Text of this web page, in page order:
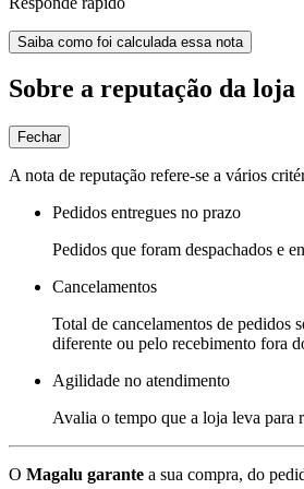
Saiba como foi calculada essa nota
Sobre a reputação da loja
Fechar
A nota de reputação refere-se a vários
Pedidos entregues no prazo
Pedidos que foram despachados e
Cancelamentos
Total de cancelamentos de pedidos
diferente ou pelo recebimento fora
Agilidade no atendimento
Avalia o tempo que a loja leva para
O Magalu garante a sua compra, do